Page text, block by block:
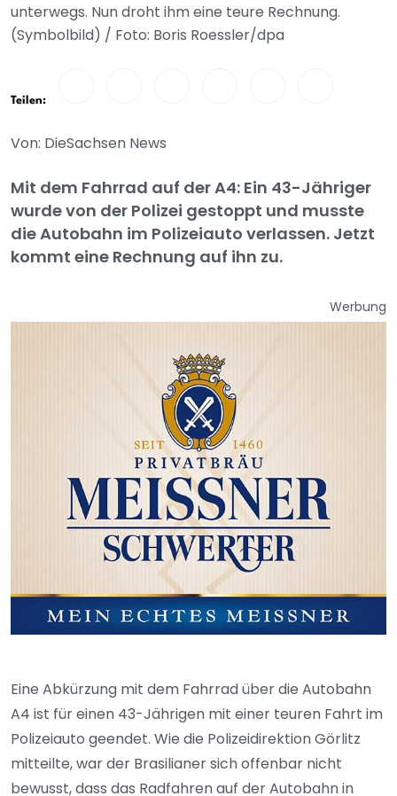
unterwegs. Nun droht ihm eine teure Rechnung.
(Symbolbild) / Foto: Boris Roessler/dpa
Teilen:
Von: DieSachsen News
Mit dem Fahrrad auf der A4: Ein 43-Jähriger
wurde von der Polizei gestoppt und musste
die Autobahn im Polizeiauto verlassen. Jetzt
kommt eine Rechnung auf ihn zu.
Werbung
Eine Abkürzung mit dem Fahrrad über die Autobahn
A4 ist für einen 43-Jährigen mit einer teuren Fahrt im
Polizeiauto geendet. Wie die Polizeidirektion Görlitz
mitteilte, war der Brasilianer sich offenbar nicht
bewusst, dass das Radfahren auf der Autobahn in